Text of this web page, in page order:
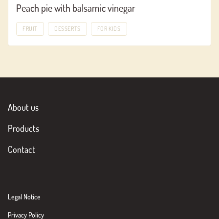
Peach pie with balsamic vinegar
FRUIT DESSERTS FOR KIDS
About us
Products
Contact
Legal Notice
Privacy Policy